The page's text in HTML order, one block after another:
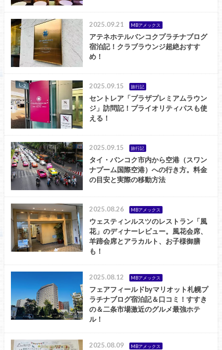
2025.09.21 MBアメックス
アテネホテルバンコクプラチナブログ
宿泊記！クラブラウンジ超絶おすす
め！
2025.09.15 旅行記
セントレア「プラザプレミアムラウン
ジ」訪問記！プライオリティパスも使
える！
2025.09.15 旅行記
タイ・バンコク市内から空港（スワン
ナプーム国際空港）への行き方。料金
の目安と実際の移動方法
2025.08.26 MBアメックス
ウェスティンルスツのレストラン「風
花」のディナーレビュー。風花会席、
羊蹄会席とアラカルト、お子様御膳
も！
2025.08.12 MBアメックス
フェアフィールドbyマリオット札幌プ
ラチナブログ宿泊記＆口コミ！すすき
の＆二条市場激近のグルメ最強ホテ
ル！
2025.08.09 MBアメックス